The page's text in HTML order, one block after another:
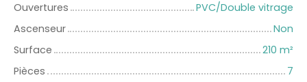
Ouvertures
PVC/Double vitrage
Ascenseur
Non
Surface
210 m²
Pièces
7